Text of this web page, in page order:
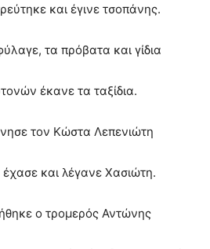
και έγινε τσοπάνης.
τα πρόβατα και γίδια
έκανε τα ταξίδια.
τον Κώστα Λεπενιώτη
έχασε και λέγανε Χασιώτη.
ο τρομερός Αντώνης